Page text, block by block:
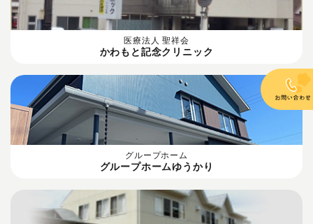
医療法人 聖祥会
かわもと記念クリニック
グループホーム
グループホームゆうかり